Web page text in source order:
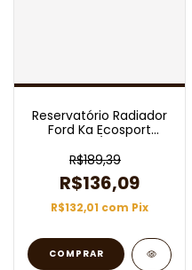
Reservatório Radiador
Ford Ka Ecosport
R$189,39
R$136,09
R$132,01 com Pix